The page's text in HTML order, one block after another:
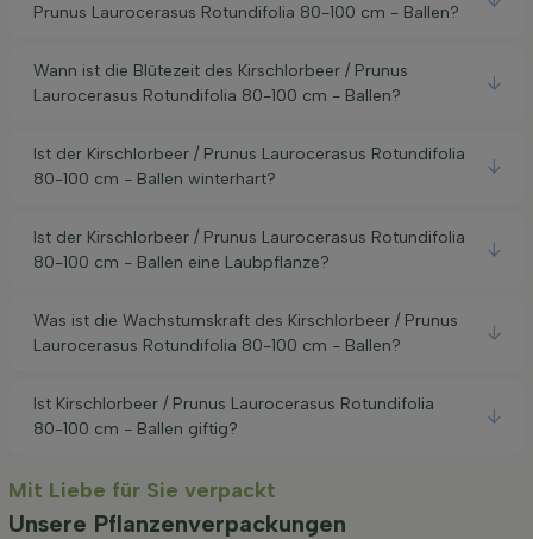
Prunus Laurocerasus Rotundifolia 80-100 cm - Ballen?
Wann ist die Blütezeit des Kirschlorbeer / Prunus
Laurocerasus Rotundifolia 80-100 cm - Ballen?
Ist der Kirschlorbeer / Prunus Laurocerasus Rotundifolia
80-100 cm - Ballen winterhart?
Ist der Kirschlorbeer / Prunus Laurocerasus Rotundifolia
80-100 cm - Ballen eine Laubpflanze?
Was ist die Wachstumskraft des Kirschlorbeer / Prunus
Laurocerasus Rotundifolia 80-100 cm - Ballen?
Ist Kirschlorbeer / Prunus Laurocerasus Rotundifolia
80-100 cm - Ballen giftig?
Mit Liebe für Sie verpackt
Unsere Pflanzenverpackungen